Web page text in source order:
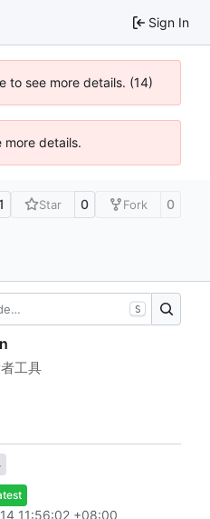
Sign In
to see more details. (14)
details.
Star 0 Fork 0
S
工具
11:56:02 +08:00